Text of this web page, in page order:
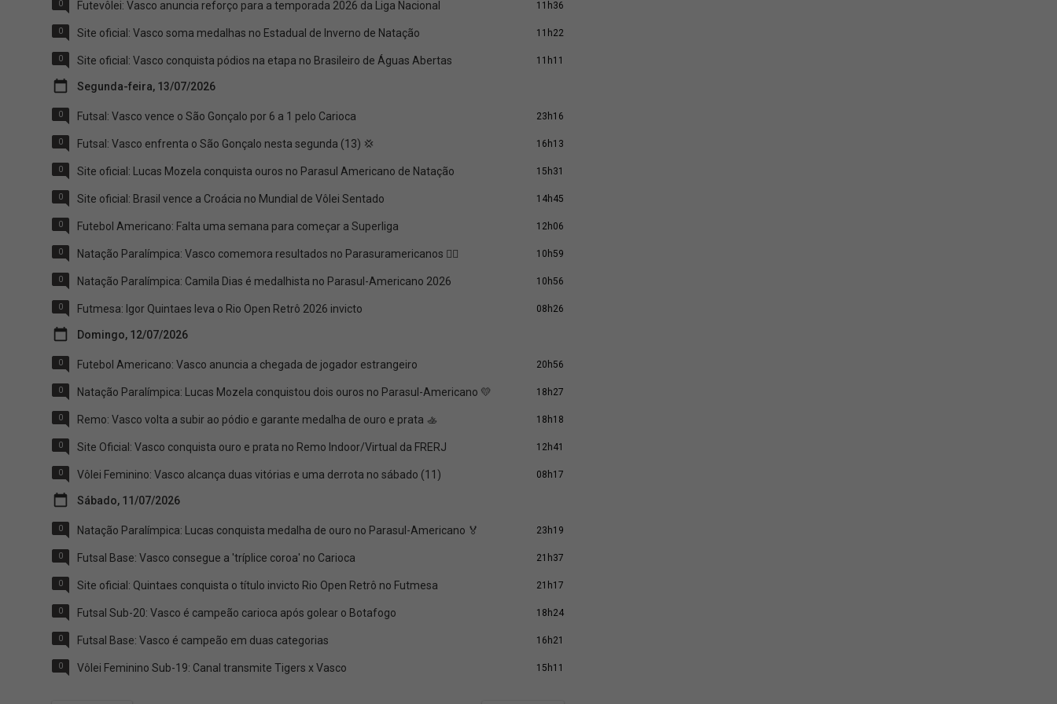
0 Futevôlei: Vasco anuncia reforço para a temporada 2026 da Liga Nacional 11h36
0 Site oficial: Vasco soma medalhas no Estadual de Inverno de Natação 11h22
0 Site oficial: Vasco conquista pódios na etapa no Brasileiro de Águas Abertas 11h11
Segunda-feira, 13/07/2026
0 Futsal: Vasco vence o São Gonçalo por 6 a 1 pelo Carioca 23h16
0 Futsal: Vasco enfrenta o São Gonçalo nesta segunda (13) 💢 16h13
0 Site oficial: Lucas Mozela conquista ouros no Parasul Americano de Natação 15h31
0 Site oficial: Brasil vence a Croácia no Mundial de Vôlei Sentado 14h45
0 Futebol Americano: Falta uma semana para começar a Superliga 12h06
0 Natação Paralímpica: Vasco comemora resultados no Parasuramericanos 🏊‍♀️ 10h59
0 Natação Paralímpica: Camila Dias é medalhista no Parasul-Americano 2026 10h56
0 Futmesa: Igor Quintaes leva o Rio Open Retrô 2026 invicto 08h26
Domingo, 12/07/2026
0 Futebol Americano: Vasco anuncia a chegada de jogador estrangeiro 20h56
0 Natação Paralímpica: Lucas Mozela conquistou dois ouros no Parasul-Americano 💛 18h27
0 Remo: Vasco volta a subir ao pódio e garante medalha de ouro e prata 🚣 18h18
0 Site Oficial: Vasco conquista ouro e prata no Remo Indoor/Virtual da FRERJ 12h41
0 Vôlei Feminino: Vasco alcança duas vitórias e uma derrota no sábado (11) 08h17
Sábado, 11/07/2026
0 Natação Paralímpica: Lucas conquista medalha de ouro no Parasul-Americano 🏅 23h19
0 Futsal Base: Vasco consegue a 'tríplice coroa' no Carioca 21h37
0 Site oficial: Quintaes conquista o título invicto Rio Open Retrô no Futmesa 21h17
0 Futsal Sub-20: Vasco é campeão carioca após golear o Botafogo 18h24
0 Futsal Base: Vasco é campeão em duas categorias 16h21
0 Vôlei Feminino Sub-19: Canal transmite Tigers x Vasco 15h11